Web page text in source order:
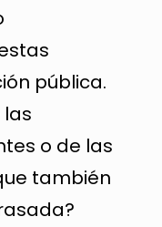
pública.
o de las
también